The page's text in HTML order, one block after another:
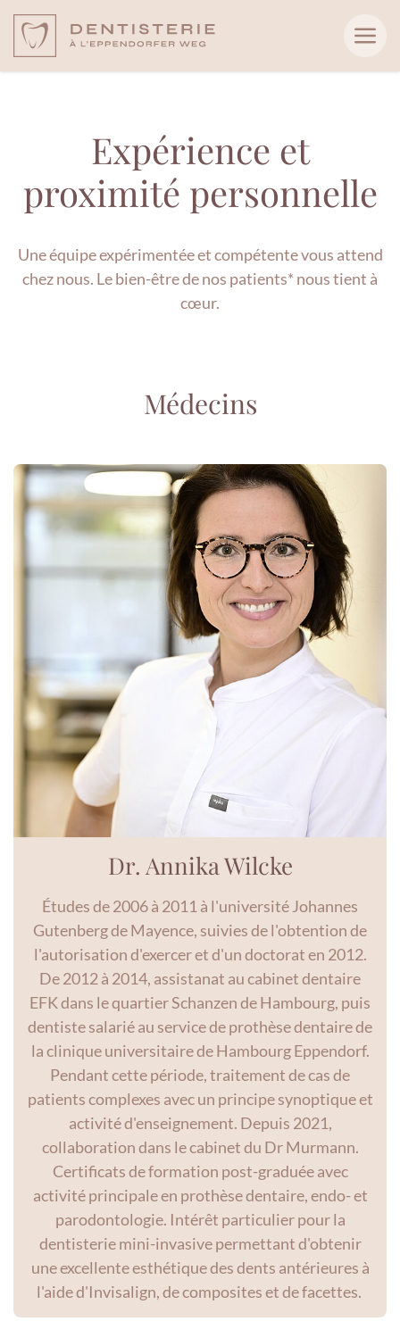
Expérience et
proximité personnelle
Une équipe expérimentée et compétente vous attend
chez nous. Le bien-être de nos patients* nous tient à
cœur.
Médecins
Dr. Annika Wilcke
Études de 2006 à 2011 à l'université Johannes
Gutenberg de Mayence, suivies de l'obtention de
l'autorisation d'exercer et d'un doctorat en 2012.
De 2012 à 2014, assistanat au cabinet dentaire
EFK dans le quartier Schanzen de Hambourg, puis
dentiste salarié au service de prothèse dentaire de
la clinique universitaire de Hambourg Eppendorf.
Pendant cette période, traitement de cas de
patients complexes avec un principe synoptique et
activité d'enseignement. Depuis 2021,
collaboration dans le cabinet du Dr Murmann.
Certificats de formation post-graduée avec
activité principale en prothèse dentaire, endo- et
parodontologie. Intérêt particulier pour la
dentisterie mini-invasive permettant d'obtenir
une excellente esthétique des dents antérieures à
l'aide d'Invisalign, de composites et de facettes.